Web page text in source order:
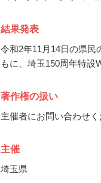
結果発表
令和2年11月14日の県民
もに、埼玉150周年特設
著作権の扱い
主催者にお問い合わせく
主催
埼玉県